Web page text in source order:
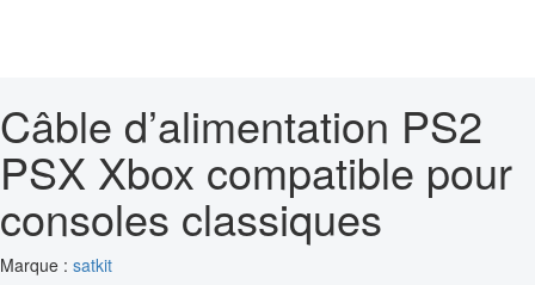
Câble d’alimentation PS2
PSX Xbox compatible pour
consoles classiques
Marque : satkit